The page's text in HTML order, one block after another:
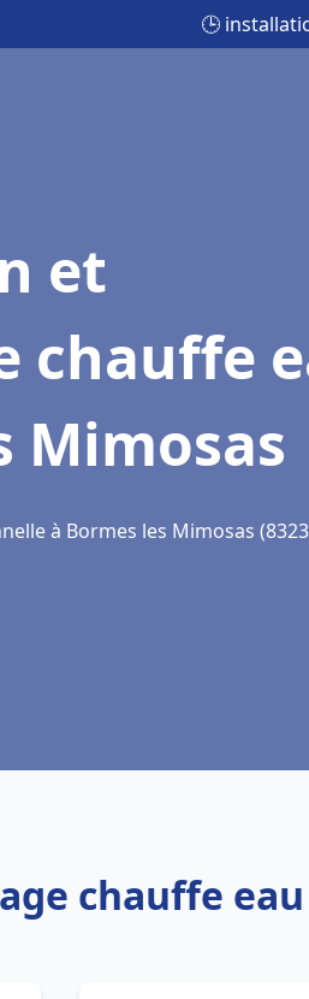
🕒
et
chauffe
Mimosas
à Bormes les Mimosas
chauffe